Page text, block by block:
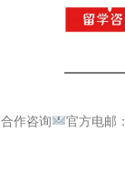
合作咨询 官方电邮：